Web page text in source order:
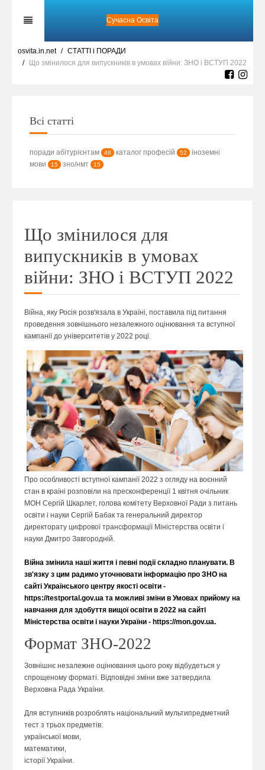
Сучасна Освіта
osvita.in.net
СТАТТІ і ПОРАДИ
Що змінилося для випускників в умовах війни: ЗНО і ВСТУП 2022
Всі статті
поради абітурієнтам 48 каталог професій 52
іноземні
мови
15 зно/нмт 15
Що змінилося для
випускників в умовах
війни: ЗНО і ВСТУП 2022
Війна, яку Росія розв'язала в Україні, поставила під питання
проведення зовнішнього незалежного оцінювання та вступної
кампанії до університетів у 2022 році.
Про особливості вступної кампанії 2022 з огляду на воєнний
стан в країні розповіли на пресконференції 1 квітня очільник
МОН Сергій Шкарлет, голова комітету Верховної Ради з питань
освіти і науки Сергій Бабак та генеральний директор
директорату цифрової трансформації Міністерства освіти і
науки Дмитро Завгородній.
Війна змінила наші життя і певні події складно планувати. В
зв'язку з цим радимо уточнювати інформацію про ЗНО на
сайті Українського центру якості освіти -
https://testportal.gov.ua та можливі зміни в Умовах прийому на
навчання для здобуття вищої освіти в 2022 на сайті
Міністерства освіти і науки України - https://mon.gov.ua.
Формат ЗНО-2022
Зовнішнє незалежне оцінювання цього року відбудеться у
спрощеному форматі. Відповідні зміни вже затвердила
Верховна Рада України.
Для вступників розроблять національний мультипредметний
тест з трьох предметів:
української мови,
математики,
історії України.